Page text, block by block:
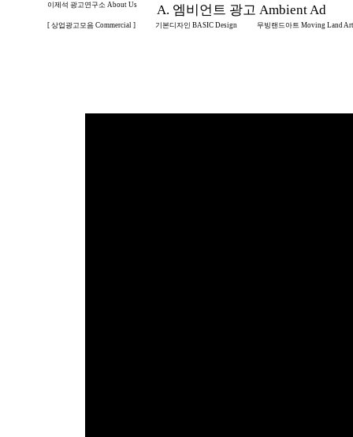
이제석 광고연구소 About Us A. 엠비언트 광고 Ambient Ad
[ 상업광고모음 Commercial ] 기본디자인 BASIC Design 무빙랜드아트 Moving Land Art